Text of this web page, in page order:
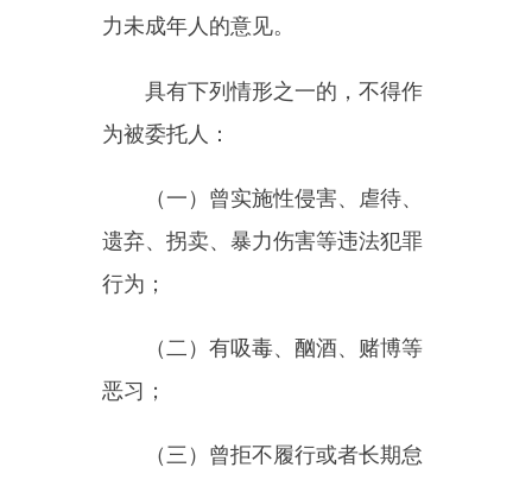
子女等方式争夺抚养权。
未成年人的父母离婚后，不直
接抚养未成年子女的一方应当依照
的时间和方式，在不影响未成年人
学习、生活的情况下探望未成年子
女，直接抚养的一方应当配合，但
第二十五条 学校应当全面贯